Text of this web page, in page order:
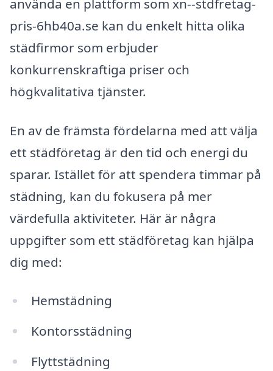
använda en plattform som xn--stdfretag-
pris-6hb40a.se kan du enkelt hitta olika
städfirmor som erbjuder
konkurrenskraftiga priser och
högkvalitativa tjänster.
En av de främsta fördelarna med att välja
ett städföretag är den tid och energi du
sparar. Istället för att spendera timmar på
städning, kan du fokusera på mer
värdefulla aktiviteter. Här är några
uppgifter som ett städföretag kan hjälpa
dig med:
Hemstädning
Kontorsstädning
Flyttstädning